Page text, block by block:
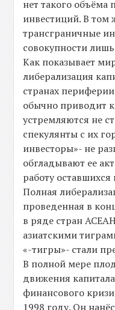
нет такого
инвестиций. В том
трансграничные
совокупности
Как показывает
либерализация
странах
обычно приводит
устремляются не
спекулянты с их
инвесторы»- не
обгладывают ее
работу
Полная
проведенная в
в ряде стран
азиатскими
«-тигры»- стали
В полной мере
движения
финансового
1998 году. Он